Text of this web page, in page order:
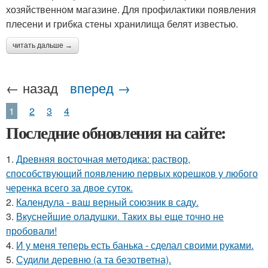
хозяйственном магазине. Для профилактики появления
плесени и грибка стены хранилища белят известью.
читать дальше →
← назад вперед →
1 2 3 4
Последние обновления на сайте:
1. Древняя восточная методика: раствор,
способствующий появлению первых корешков у любого
черенка всего за двое суток.
2. Календула - ваш верный союзник в саду.
3. Вкуснейшие оладушки. Таких вы еще точно не
пробовали!
4. И у меня теперь есть банька - сделал своими руками.
5. Судили деревню (а та безответна).